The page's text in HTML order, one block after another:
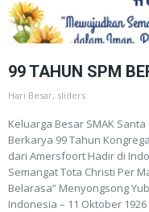
99 TAHUN SPM
Hari Besar, sliders
Keluarga Besar SMAK
Berkarya 99 Tahun
dari Amersfoort Hadir di
Semangat Tota Christi Per
Belarasa” Menyongsong
Indonesia – 11 Oktober